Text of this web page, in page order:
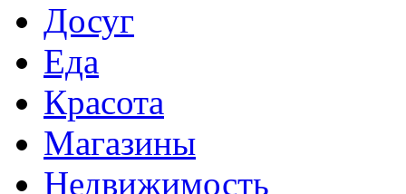
Досуг
Еда
Красота
Магазины
Недвижимость